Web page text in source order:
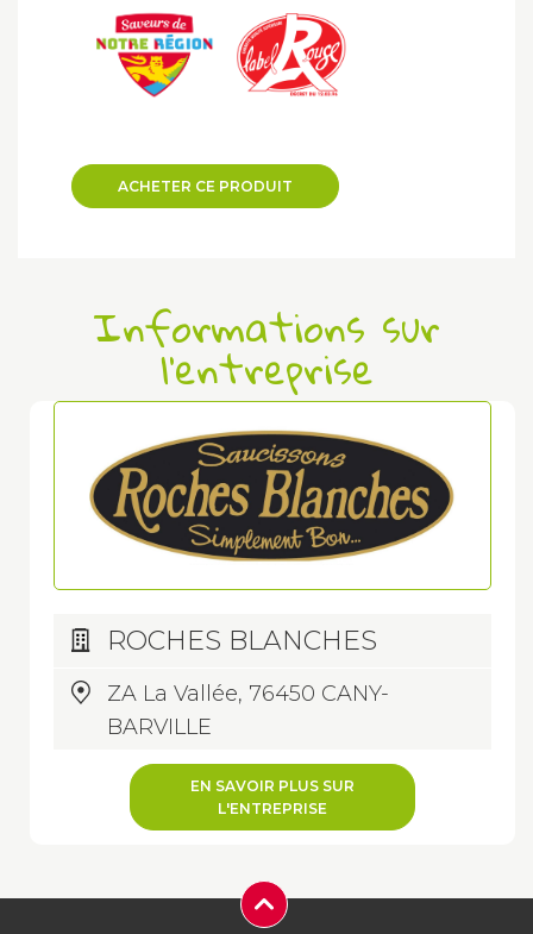
ACHETER CE PRODUIT
Informations sur
l'entreprise
ROCHES BLANCHES
ZA La Vallée, 76450 CANY-
BARVILLE
EN SAVOIR PLUS SUR
L'ENTREPRISE